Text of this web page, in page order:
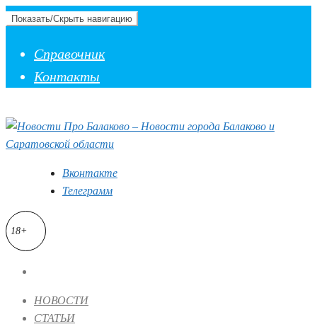
Показать/Скрыть навигацию
Справочник
Контакты
Вконтакте
Телеграмм
18+
НОВОСТИ
СТАТЬИ